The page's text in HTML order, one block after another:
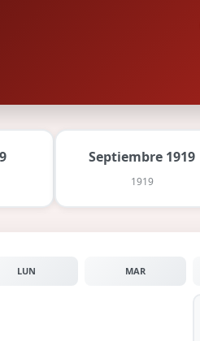
Septiembre 1919
1919
LUN MAR